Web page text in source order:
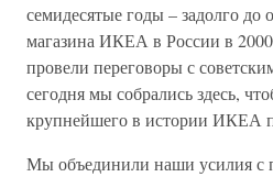
семидесятые годы – задолго до
магазина ИКЕА в России в
провели переговоры с
сегодня мы собрались здесь,
крупнейшего в истории ИКЕА
Мы объединили наши усилия с